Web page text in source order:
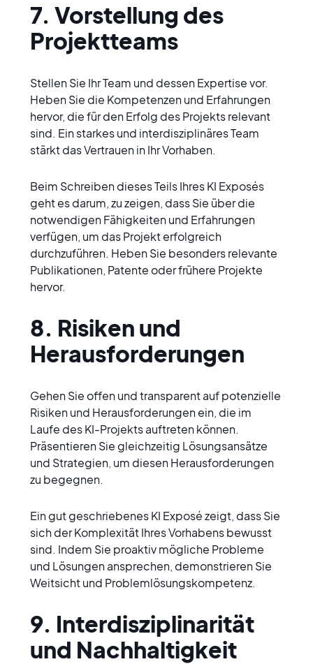
7. Vorstellung des
Projektteams
Stellen Sie Ihr Team und dessen Expertise vor.
Heben Sie die Kompetenzen und Erfahrungen
hervor, die für den Erfolg des Projekts relevant
sind. Ein starkes und interdisziplinäres Team
stärkt das Vertrauen in Ihr Vorhaben.
Beim Schreiben dieses Teils Ihres KI Exposés
geht es darum, zu zeigen, dass Sie über die
notwendigen Fähigkeiten und Erfahrungen
verfügen, um das Projekt erfolgreich
durchzuführen. Heben Sie besonders relevante
Publikationen, Patente oder frühere Projekte
hervor.
8. Risiken und
Herausforderungen
Gehen Sie offen und transparent auf potenzielle
Risiken und Herausforderungen ein, die im
Laufe des KI-Projekts auftreten können.
Präsentieren Sie gleichzeitig Lösungsansätze
und Strategien, um diesen Herausforderungen
zu begegnen.
Ein gut geschriebenes KI Exposé zeigt, dass Sie
sich der Komplexität Ihres Vorhabens bewusst
sind. Indem Sie proaktiv mögliche Probleme
und Lösungen ansprechen, demonstrieren Sie
Weitsicht und Problemlösungskompetenz.
9. Interdisziplinarität
und Nachhaltigkeit